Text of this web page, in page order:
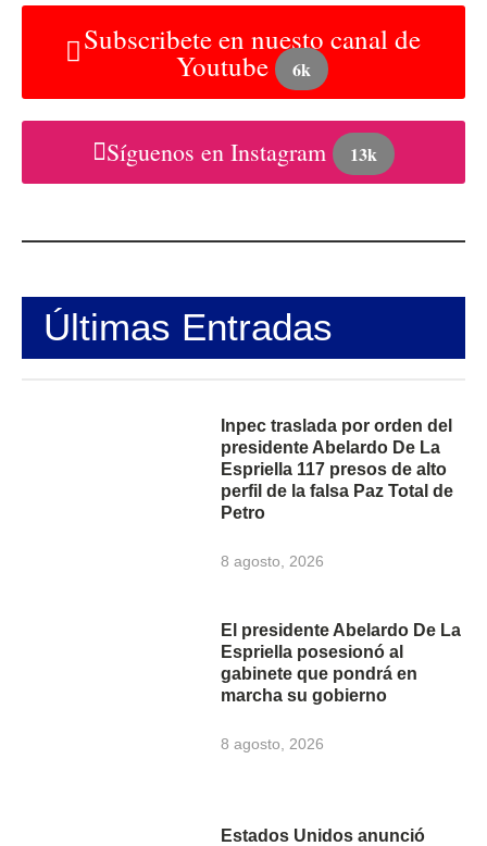
Subscribete en nuesto canal de
Youtube 6k
Síguenos en Instagram 13k
Últimas Entradas
Inpec traslada por orden del
presidente Abelardo De La
Espriella 117 presos de alto
perfil de la falsa Paz Total de
Petro
8 agosto, 2026
El presidente Abelardo De La
Espriella posesionó al
gabinete que pondrá en
marcha su gobierno
8 agosto, 2026
Estados Unidos anunció